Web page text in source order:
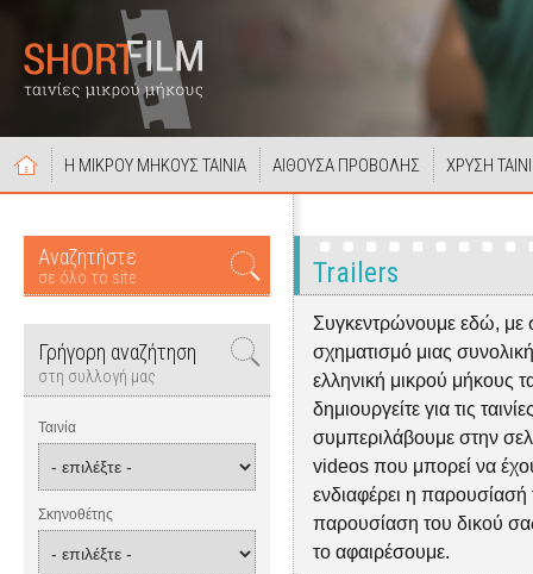
Η ΜΙΚΡΟΥ ΜΗΚΟΥΣ ΤΑΙΝΙΑ ΑΙΘΟΥΣΑ ΠΡΟΒΟΛΗΣ ΧΡΥΣΗ
Αναζητήστε
σε όλο το site
Γρήγορη αναζήτηση
στη συλλογή μας
Ταινία
Σκηνοθέτης
Trailers
Συγκεντρώνουμε εδώ, με
σχηματισμό μιας
ελληνική μικρού μήκους
δημιουργείτε για τις
συμπεριλάβουμε στην
videos που μπορεί να
ενδιαφέρει η παρουσίασή
παρουσίαση του δικού
το αφαιρέσουμε.